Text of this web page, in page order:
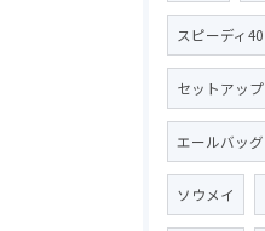
スピーディ40
セットアップ
エールバッグ
ソウメイ